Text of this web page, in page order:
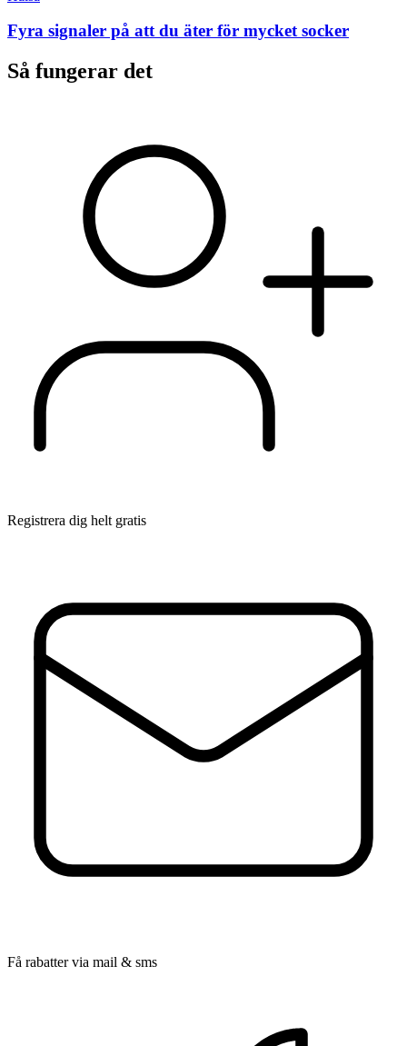
Fyra signaler på att du äter för mycket socker
Så fungerar det
Registrera dig helt gratis
Få rabatter via mail & sms